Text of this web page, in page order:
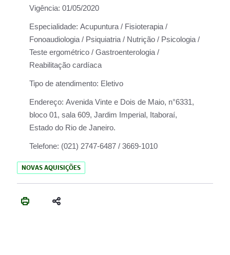
Vigência: 01/05/2020
Especialidade: Acupuntura / Fisioterapia /
Fonoaudiologia / Psiquiatria / Nutrição / Psicologia /
Teste ergométrico / Gastroenterologia /
Reabilitação cardíaca
Tipo de atendimento: Eletivo
Endereço: Avenida Vinte e Dois de Maio, n°6331,
bloco 01, sala 609, Jardim Imperial, Itaboraí,
Estado do Rio de Janeiro.
Telefone: (021) 2747-6487 / 3669-1010
NOVAS AQUISIÇÕES